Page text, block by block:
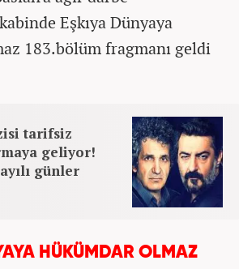
Eşkıya Dünyaya
183.bölüm fragmanı geldi
tarifsiz
geliyor!
günler
HÜKÜMDAR OLMAZ